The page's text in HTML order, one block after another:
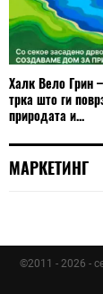
Халк Вело Грин
трка што ги
природата и...
МАРКЕТИНГ
©2011 - 2026 -